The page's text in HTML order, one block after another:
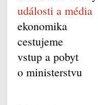
události a média
ekonomika
cestujeme
vstup a pobyt
o ministerstvu